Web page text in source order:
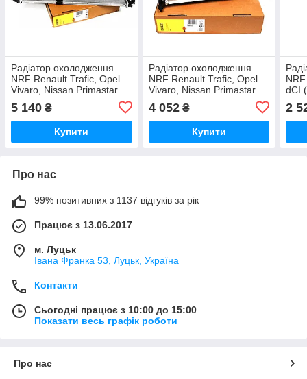
Радіатор охолодження
NRF Renault Trafic, Opel
Vivaro, Nissan Primastar
5 140 ₴
Купити
Радіатор охолодження
NRF Renault Trafic, Opel
Vivaro, Nissan Primastar
4 052₴
Купити
dCI
2
Про нас
99% позитивних з 1137 відгуків за рік
Працює з 13.06.2017
м. Луцьк
Івана Франка 53, Луцьк, Україна
Контакти
Сьогодні працює з 10:00 до 15:00
Показати весь графік роботи
Про нас